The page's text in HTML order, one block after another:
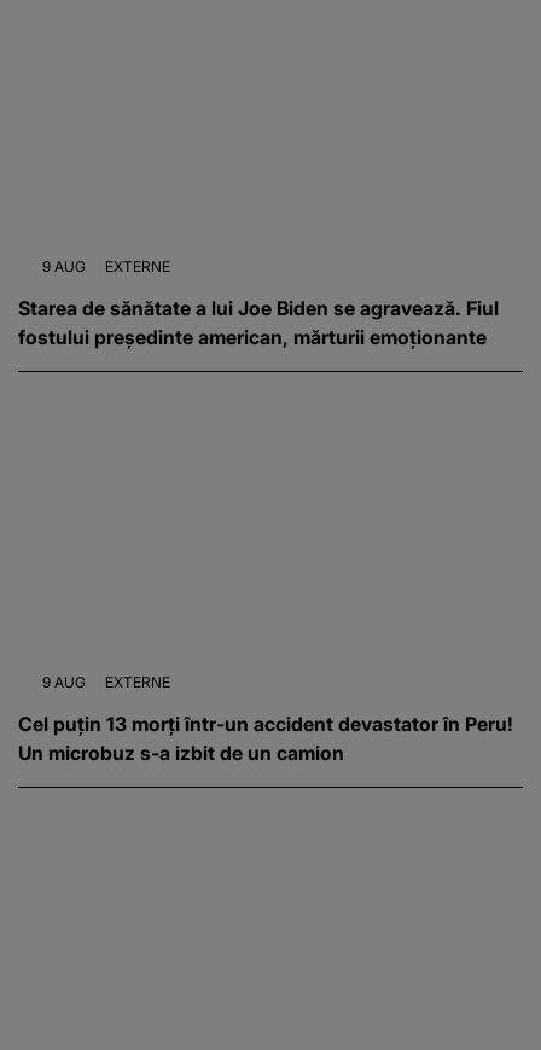
9 AUG EXTERNE
Starea de sănătate a lui Joe Biden se agravează. Fiul
fostului președinte american, mărturii emoționante
9 AUG EXTERNE
Cel puțin 13 morți într-un accident devastator în Peru!
Un microbuz s-a izbit de un camion